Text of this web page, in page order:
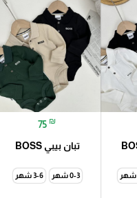
75 ₪
تبان بيبي BOSS
0-3 شهر 3-6 شهر